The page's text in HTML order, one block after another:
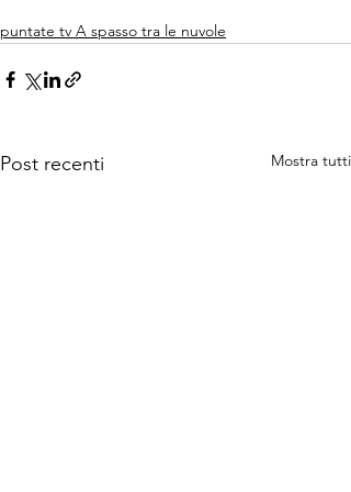
puntate tv A spasso tra le nuvole
Post recenti Mostra tutti